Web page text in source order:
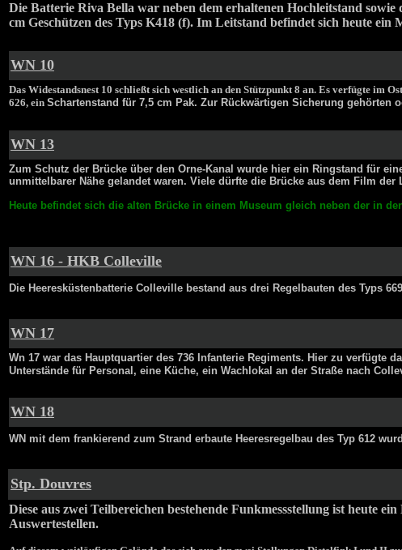
Die Batterie Riva Bella war neben dem erhaltenen Hochleitstand
cm Geschützen des Typs K418 (f). Im Leitstand befindet sich heute
WN 10
Das Widestandsnest 10 schließt sich westlich an den Stützpunkt 8 an. Es verfügte im
626, ein Schartenstand für 7,5 cm Pak. Zur Rückwärtigen Sicherung gehörten
WN 13
Zum Schutz der Brücke über den Orne-Kanal wurde hier ein Ringstand für
unmittelbarer Nähe gelandet waren. Viele dürfte die Brücke aus dem Film
Heute befindet sich die alten Brücke in einem Museum gleich neben der in
WN 16 - HKB Colleville
Die Heeresküstenbatterie Colleville bestand aus drei Regelbauten des Typs
WN 17
Wn 17 war das Hauptquartier des 736 Infanterie Regiments. Hier zu verfügte
Unterstände für Personal, eine Küche, ein Wachlokal an der Straße nach
WN 18
WN mit dem frankierend zum Strand erbaute Heeresregelbau des Typ 612
Stp. Douvres
Diese aus zwei Teilbereichen bestehende Funkmessstellung ist heute
Auswertestellen.